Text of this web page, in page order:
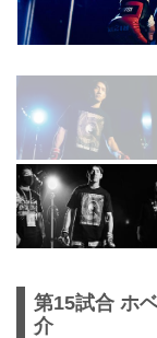
第15試合 ホ
介